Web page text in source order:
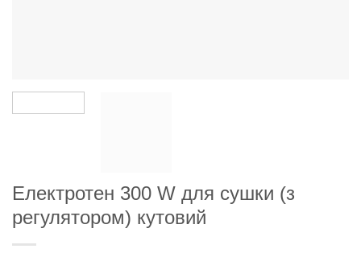
Електротен 300 W для сушки (з
регулятором) кутовий